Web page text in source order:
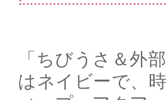
「ちびうさ＆外
はネイビーで、